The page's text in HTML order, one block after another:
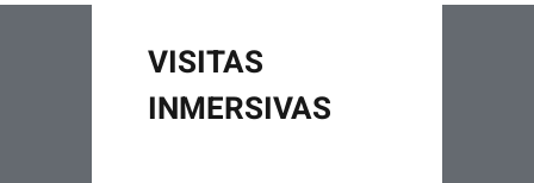
VISITAS
INMERSIVAS